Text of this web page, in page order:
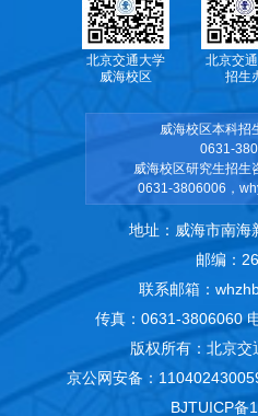
北京交通大学
威海校区
北京交
招生
威海校区本科招
0631-
威海校区研究生招生
0631-3806006，
地址：威海市南海
邮编：
联系邮箱：
传真：0631-3806060
版权所有：北京
京公网安备：
BJTUICP备